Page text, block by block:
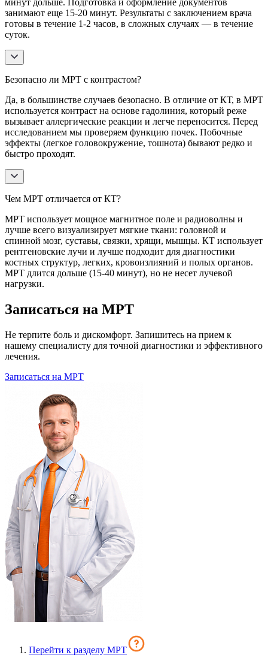
минут дольше. Подготовка и оформление документов
занимают еще 15-20 минут. Результаты с заключением врача
готовы в течение 1-2 часов, в сложных случаях — в течение
суток.
Безопасно ли МРТ с контрастом?
Да, в большинстве случаев безопасно. В отличие от КТ, в МРТ
используется контраст на основе гадолиния, который реже
вызывает аллергические реакции и легче переносится. Перед
исследованием мы проверяем функцию почек. Побочные
эффекты (легкое головокружение, тошнота) бывают редко и
быстро проходят.
Чем МРТ отличается от КТ?
МРТ использует мощное магнитное поле и радиоволны и
лучше всего визуализирует мягкие ткани: головной и
спинной мозг, суставы, связки, хрящи, мышцы. КТ использует
рентгеновские лучи и лучше подходит для диагностики
костных структур, легких, кровоизлияний и полых органов.
МРТ длится дольше (15-40 минут), но не несет лучевой
нагрузки.
Записаться на МРТ
Не терпите боль и дискомфорт. Запишитесь на прием к
нашему специалисту для точной диагностики и эффективного
лечения.
Записаться на МРТ
Перейти к разделу МРТ